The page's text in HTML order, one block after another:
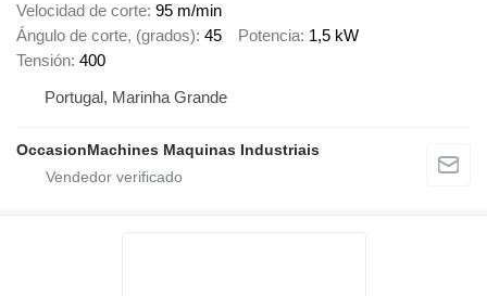
Velocidad de corte 95 m/min
Ángulo de corte, (grados) 45 Potencia 1,5 kW
Tensión 400
Portugal, Marinha Grande
OccasionMachines Maquinas Industriais